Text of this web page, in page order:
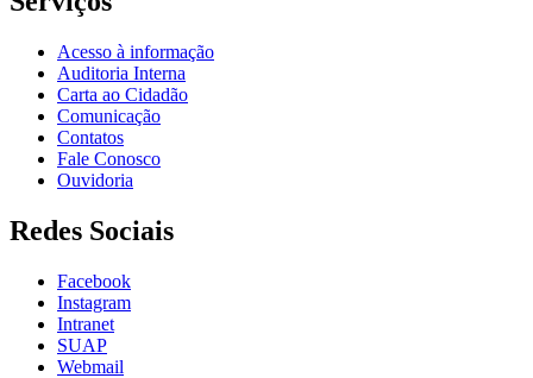
Acesso à informação
Auditoria Interna
Carta ao Cidadão
Comunicação
Contatos
Fale Conosco
Ouvidoria
Redes Sociais
Facebook
Instagram
Intranet
SUAP
Webmail